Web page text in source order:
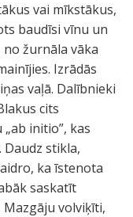
vai mīkstākus,
baudīsi vīnu un
žurnāla vāka
Izrādās
vaļā. Dalībnieki
cits
initio”, kas
Daudz stikla,
ka īstenota
saskatīt
Mazgāju volviķīti,